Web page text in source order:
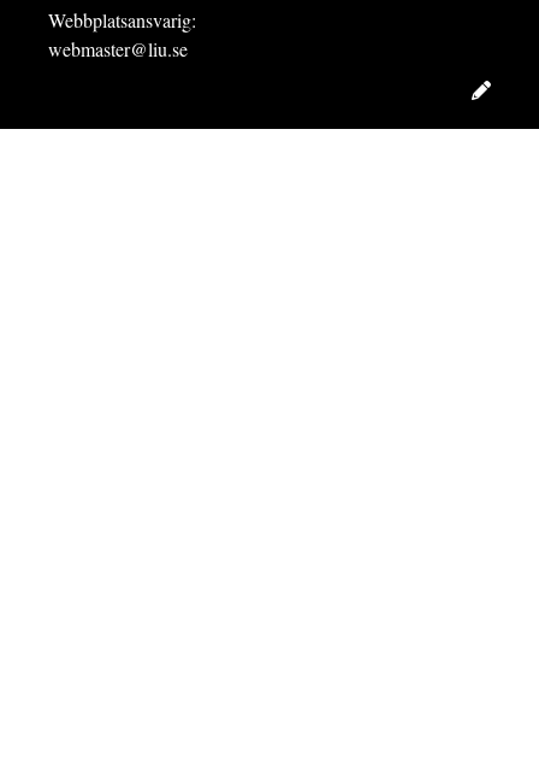
Webbplatsansvarig:
webmaster@liu.se